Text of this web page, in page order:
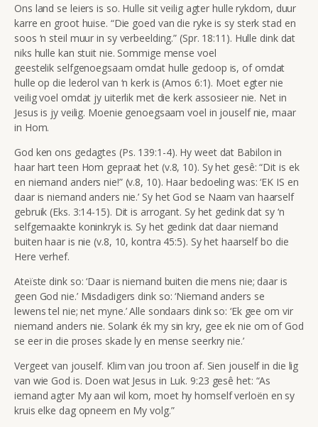
Ons land se leiers is so. Hulle sit veilig agter hulle rykdom, duur
karre en groot huise. “Die goed van die ryke is sy sterk stad en
soos ‘n steil muur in sy verbeelding.” (Spr. 18:11). Hulle dink dat
niks hulle kan stuit nie. Sommige mense voel
geestelik selfgenoegsaam omdat hulle gedoop is, of omdat
hulle op die lederol van ‘n kerk is (Amos 6:1). Moet egter nie
veilig voel omdat jy uiterlik met die kerk assosieer nie. Net in
Jesus is jy veilig. Moenie genoegsaam voel in jouself nie, maar
in Hom.
God ken ons gedagtes (Ps. 139:1-4). Hy weet dat Babilon in
haar hart teen Hom gepraat het (v.8, 10). Sy het gesê: “Dit is ek
en niemand anders nie!” (v.8, 10). Haar bedoeling was: ‘EK IS en
daar is niemand anders nie.’ Sy het God se Naam van haarself
gebruik (Eks. 3:14-15). Dit is arrogant. Sy het gedink dat sy ‘n
selfgemaakte koninkryk is. Sy het gedink dat daar niemand
buiten haar is nie (v.8, 10, kontra 45:5). Sy het haarself bo die
Here verhef.
Ateïste dink so: ‘Daar is niemand buiten die mens nie; daar is
geen God nie.’ Misdadigers dink so: ‘Niemand anders se
lewens tel nie; net myne.’ Alle sondaars dink so: ‘Ek gee om vir
niemand anders nie. Solank ék my sin kry, gee ek nie om of God
se eer in die proses skade ly en mense seerkry nie.’
Vergeet van jouself. Klim van jou troon af. Sien jouself in die lig
van wie God is. Doen wat Jesus in Luk. 9:23 gesê het: “As
iemand agter My aan wil kom, moet hy homself verloën en sy
kruis elke dag opneem en My volg.”